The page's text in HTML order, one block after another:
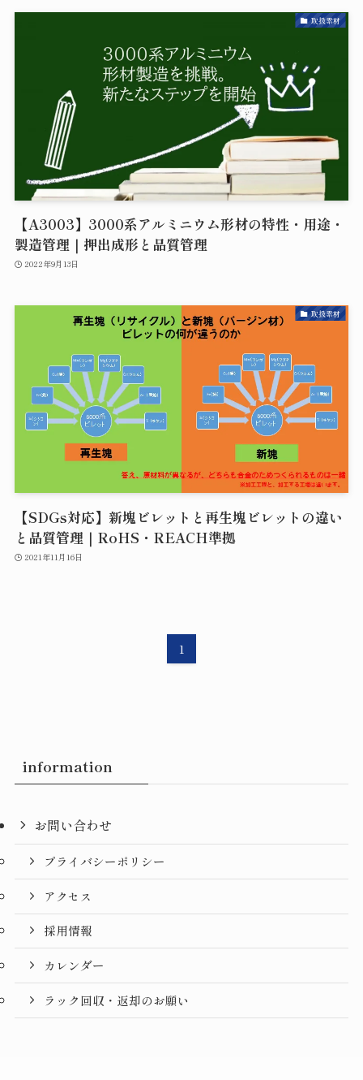
取扱素材
【A3003】3000系アルミニウム形材の特性・用途・
製造管理｜押出成形と品質管理
2022年9月13日
取扱素材
【SDGs対応】新塊ビレットと再生塊ビレットの違い
と品質管理｜RoHS・REACH準拠
2021年11月16日
1
information
お問い合わせ
プライバシーポリシー
アクセス
採用情報
カレンダー
ラック回収・返却のお願い